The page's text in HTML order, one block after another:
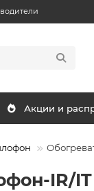
Акции и
IR/